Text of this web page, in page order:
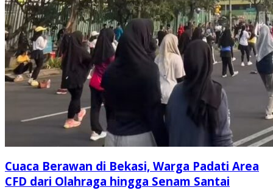
Cuaca Berawan di Bekasi, Warga Padati Area
CFD dari Olahraga hingga Senam Santai